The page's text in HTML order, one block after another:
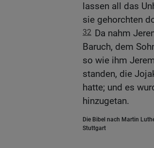
lassen all das
sie gehorchten
32 Da nahm
Baruch, dem
so wie ihm
standen, die
hatte; und es
hinzugetan.
Die Bibel nach Martin
Stuttgart